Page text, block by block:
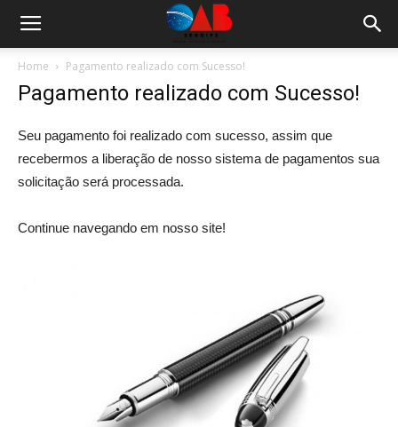
Home Pagamento realizado com Sucesso!
Pagamento realizado com Sucesso!
Seu pagamento foi realizado com sucesso, assim que
recebermos a liberação de nosso sistema de pagamentos sua
solicitação será processada.
Continue navegando em nosso site!